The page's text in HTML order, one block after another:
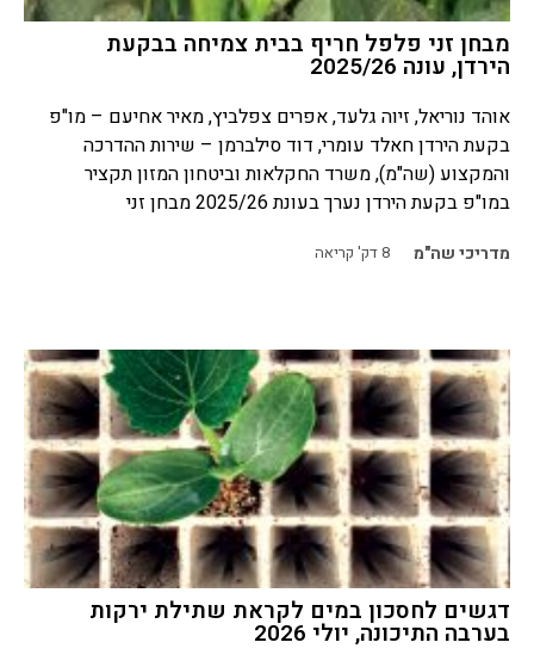
מבחן זני פלפל חריף בבית צמיחה בבקעת
הירדן, עונה 2025/26
אוהד נוריאל, זיוה גלעד, אפרים צפלביץ, מאיר אחיעם – מו"פ
בקעת הירדן חאלד עומרי, דוד סילברמן – שירות ההדרכה
והמקצוע (שה"מ), משרד החקלאות וביטחון המזון תקציר
במו"פ בקעת הירדן נערך בעונת 2025/26 מבחן זני
מדריכי שה"מ 8דק' קריאה
דגשים לחסכון במים לקראת שתילת ירקות
בערבה התיכונה, יולי 2026